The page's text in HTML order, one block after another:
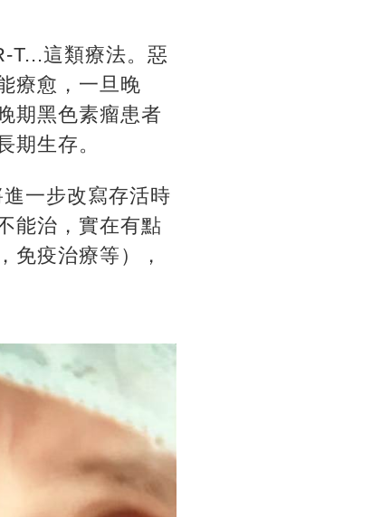
T...這類療法。惡
療愈，一旦晚
期黑色素瘤患者
期生存。
一步改寫存活時
能治，實在有點
免疫治療等），